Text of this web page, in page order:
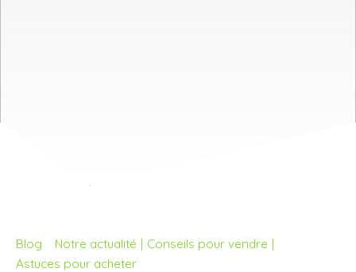
Blog Notre actualité | Conseils pour vendre |
Astuces pour acheter